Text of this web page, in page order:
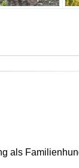
als